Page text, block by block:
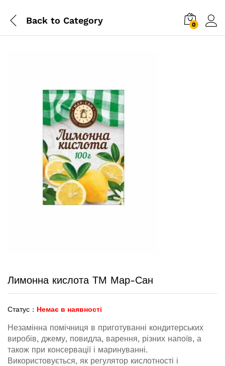
Back to Category 0
Лимонна кислота ТМ Мар-Сан
Статус : Немає в наявності
Незамінна помічниця в приготуванні кондитерських
виробів, джему, повидла, варення, різних напоїв, а
також при консервації і маринуванні.
Використовується, як регулятор кислотності і